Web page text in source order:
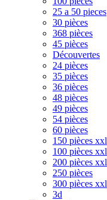
25 a 50 pieces
30 pièces
368 pièces
45 pièces
Découvertes
24 pièces
35 pièces
36 pièces
48 pièces
49 pièces
54 pièces
60 pièces
150 pièces xxl
100 pièces xxl
200 pièces xxl
250 pièces
300 pièces xxl
3d